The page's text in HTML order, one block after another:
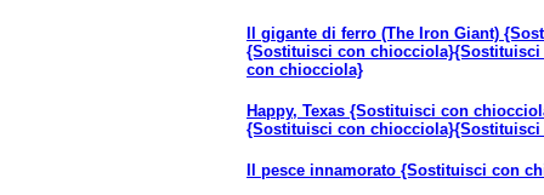
Il gigante di ferro (The Iron Giant)
{Sostituisci con
con chiocciola}
Happy, Texas {Sostituisci con
{Sostituisci con
Il pesce innamorato {Sostituisci con